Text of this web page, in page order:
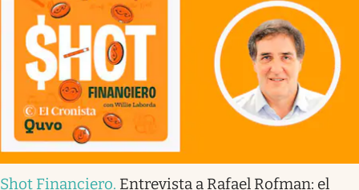
Shot Financiero. Entrevista a Rafael Rofman: el